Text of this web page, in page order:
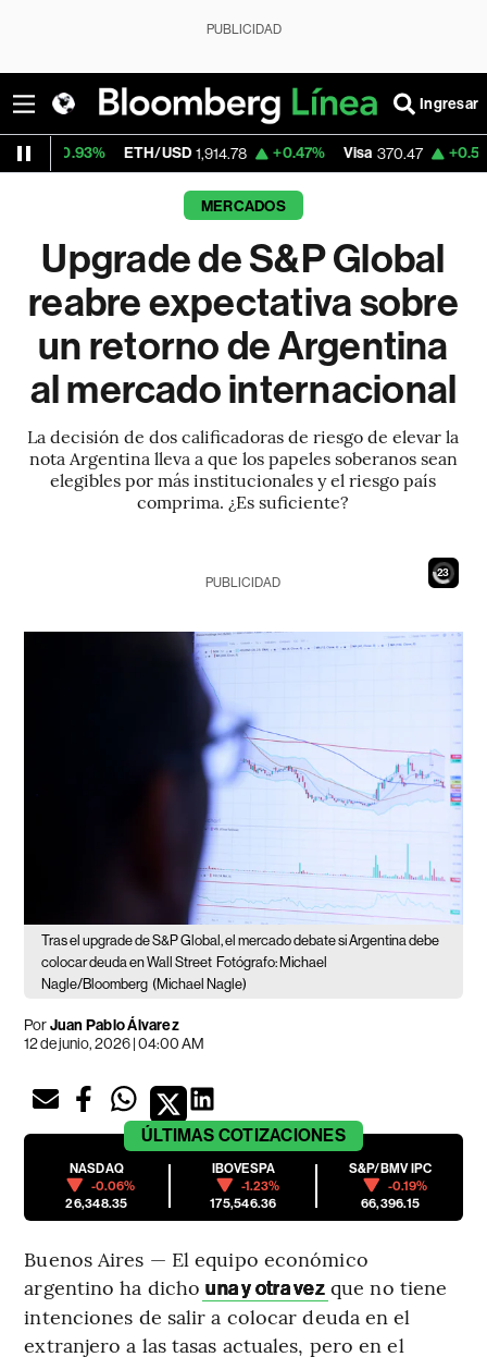
PUBLICIDAD
Ingresar
ETH/USD 1,914.78 +0.47% Visa 370.47 +0.52%
MERCADOS
Upgrade de S&P Global
reabre expectativa sobre
un retorno de Argentina
al mercado internacional
La decisión de dos calificadoras de riesgo de elevar la
nota Argentina lleva a que los papeles soberanos sean
elegibles por más institucionales y el riesgo país
comprima. ¿Es suficiente?
21
PUBLICIDAD
Tras el upgrade de S&P Global, el mercado debate si Argentina debe
colocar deuda en Wall Street Fotógrafo: Michael
Nagle/Bloomberg (Michael Nagle)
PorJuan Pablo Álvarez
12 de junio, 2026 | 04:00 AM
ÚLTIMAS COTIZACIONES
NASDAQ
-0.06%
26,348.35
IBOVESPA
-1.23%
175,546.36
S&P/BMV IPC
-0.19%
66,396.15
Buenos Aires — El equipo económico
argentino ha dicho una y otra vez que no tiene
intenciones de salir a colocar deuda en el
extranjero a las tasas actuales, pero en el